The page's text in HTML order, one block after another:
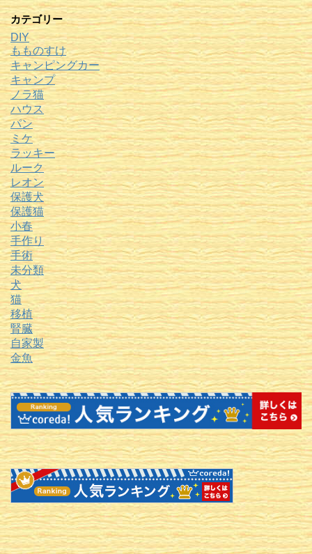
カテゴリー
DIY
もものすけ
キャンピングカー
キャンプ
ノラ猫
ハウス
パン
ミケ
ラッキー
ルーク
レオン
保護犬
保護猫
小春
手作り
手術
未分類
犬
猫
移植
腎臓
自家製
金魚